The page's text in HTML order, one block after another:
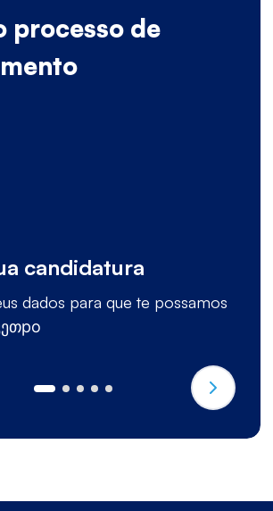
processo de
candidatura
dados para que te possamos